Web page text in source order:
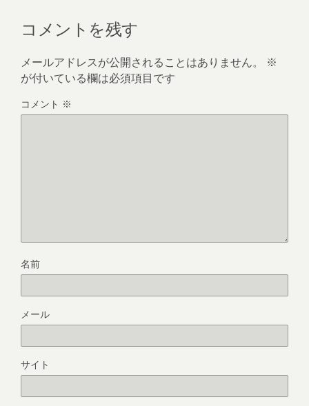
コメントを残す
メールアドレスが公開されることはありません。
※
が付いている欄は必須項目です
コメント ※
名前
メール
サイト